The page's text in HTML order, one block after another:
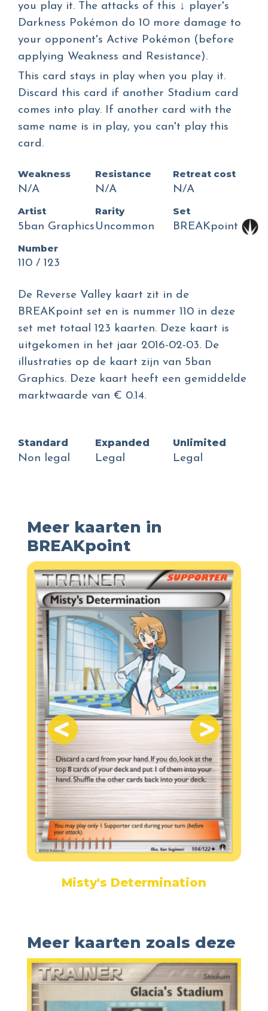
you play it. The attacks of this ↓ player's
Darkness Pokémon do 10 more damage to
your opponent's Active Pokémon (before
applying Weakness and Resistance).
This card stays in play when you play it.
Discard this card if another Stadium card
comes into play. If another card with the
same name is in play, you can't play this
card.
Weakness
N/A
Resistance
N/A
Retreat cost
N/A
Artist
5ban Graphics
Rarity
Uncommon
Set
BREAKpoint
Number
110 / 123
De Reverse Valley kaart zit in de
BREAKpoint set en is nummer 110 in deze
set met totaal 123 kaarten. Deze kaart is
uitgekomen in het jaar 2016-02-03. De
illustraties op de kaart zijn van 5ban
Graphics. Deze kaart heeft een gemiddelde
marktwaarde van € 0.14.
Standard
Non legal
Expanded
Legal
Unlimited
Legal
Meer kaarten in
BREAKpoint
Misty's Determination
Meer kaarten zoals deze